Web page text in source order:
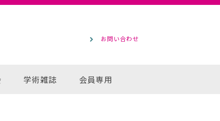
お問い合わせ
学術雑誌 会員専用